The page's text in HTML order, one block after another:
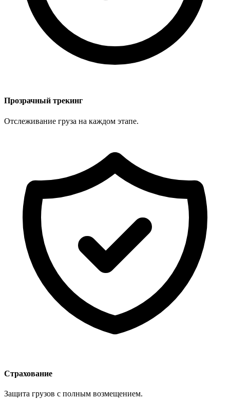
Прозрачный трекинг
Отслеживание груза на каждом этапе.
Страхование
Защита грузов с полным возмещением.